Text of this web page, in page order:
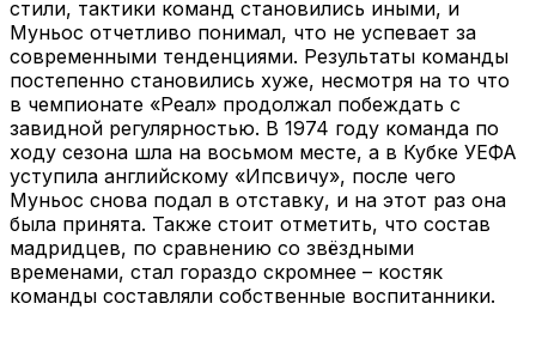
стили, тактики команд становились иными, и
Муньос отчетливо понимал, что не успевает за
современными тенденциями. Результаты команды
постепенно становились хуже, несмотря на то что
в чемпионате «Реал» продолжал побеждать с
завидной регулярностью. В 1974 году команда по
ходу сезона шла на восьмом месте, а в Кубке УЕФА
уступила английскому «Ипсвичу», после чего
Муньос снова подал в отставку, и на этот раз она
была принята. Также стоит отметить, что состав
мадридцев, по сравнению со звёздными
временами, стал гораздо скромнее – костяк
команды составляли собственные воспитанники.